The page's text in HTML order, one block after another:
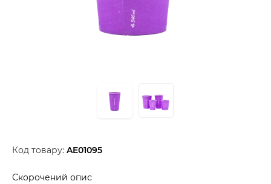
Код товару: AE01095
Скорочений опис